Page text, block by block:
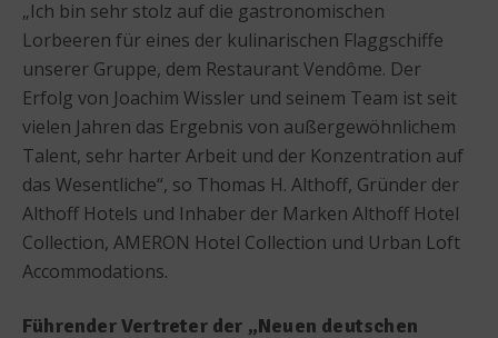
„Ich bin sehr stolz auf die gastronomischen
Lorbeeren für eines der kulinarischen Flaggschiffe
unserer Gruppe, dem Restaurant Vendôme. Der
Erfolg von Joachim Wissler und seinem Team ist seit
vielen Jahren das Ergebnis von außergewöhnlichem
Talent, sehr harter Arbeit und der Konzentration auf
das Wesentliche“, so Thomas H. Althoff, Gründer der
Althoff Hotels und Inhaber der Marken Althoff Hotel
Collection, AMERON Hotel Collection und Urban Loft
Accommodations.
Führender Vertreter der „Neuen deutschen